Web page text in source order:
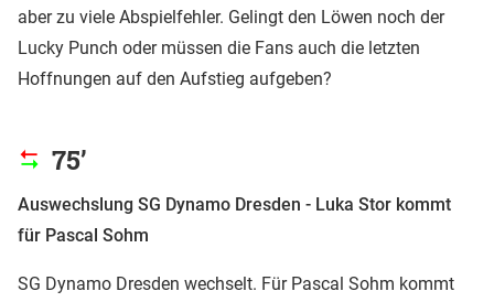
aber zu viele Abspielfehler. Gelingt den Löwen noch der
Lucky Punch oder müssen die Fans auch die letzten
Hoffnungen auf den Aufstieg aufgeben?
75’
Auswechslung SG Dynamo Dresden - Luka Stor kommt
für Pascal Sohm
SG Dynamo Dresden wechselt. Für Pascal Sohm kommt